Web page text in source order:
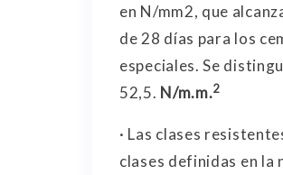
en N/mm2, que
de 28 días para los
especiales. Se
52,5. N/m.m.2
· Las clases
clases definidas en